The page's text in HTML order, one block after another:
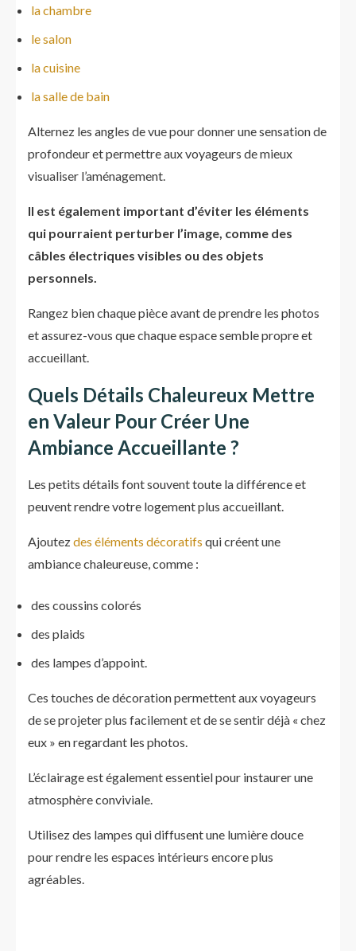
la chambre
le salon
la cuisine
la salle de bain
Alternez les angles de vue pour donner une sensation de
profondeur et permettre aux voyageurs de mieux
visualiser l’aménagement.
Il est également important d’éviter les éléments
qui pourraient perturber l’image, comme des
câbles électriques visibles ou des objets
personnels.
Rangez bien chaque pièce avant de prendre les photos
et assurez-vous que chaque espace semble propre et
accueillant.
Quels Détails Chaleureux Mettre
en Valeur Pour Créer Une
Ambiance Accueillante ?
Les petits détails font souvent toute la différence et
peuvent rendre votre logement plus accueillant.
Ajoutezdes éléments décoratifs qui créent une
ambiance chaleureuse, comme :
des coussins colorés
des plaids
des lampes d’appoint.
Ces touches de décoration permettent aux voyageurs
de se projeter plus facilement et de se sentir déjà « chez
eux » en regardant les photos.
L’éclairage est également essentiel pour instaurer une
atmosphère conviviale.
Utilisez des lampes qui diffusent une lumière douce
pour rendre les espaces intérieurs encore plus
agréables.